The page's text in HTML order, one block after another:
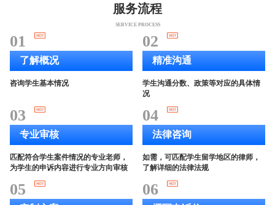
服务流程
SERVICE PROCESS
01
了解概况
咨询学生基本情况
02
精准沟通
学生沟通分数、政策等对应的具体情
况
03
专业审核
匹配符合学生案件情况的专业老师，
为学生的申诉内容进行专业方向审核
04
法律咨询
如需，可匹配学生留学地区的律师，
了解详细的法律法规
05 06